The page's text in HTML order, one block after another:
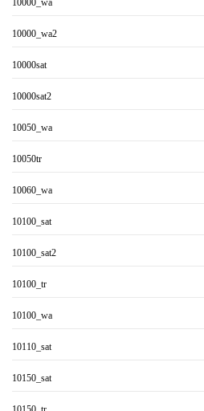
10000_wa
10000_wa2
10000sat
10000sat2
10050_wa
10050tr
10060_wa
10100_sat
10100_sat2
10100_tr
10100_wa
10110_sat
10150_sat